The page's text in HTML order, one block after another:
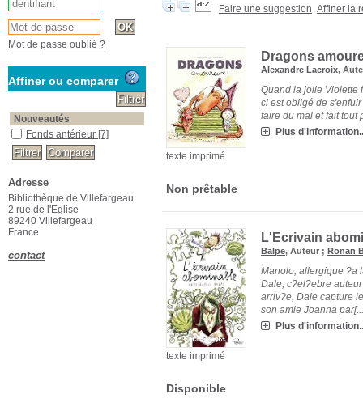
Faire une suggestion Affiner la
texte imprimé
Dragons
Alexandre Lacroix,
Quand la jolie Violette
ci est obligé de
faire du mal et fait tout
Plus
Non prêtable
texte imprimé
L'Ecrivain
Balpe, Auteur ;Ronan
Manolo, allergique ?a
Dale, c?el?ebre
arriv?e, Dale capture
son amie Joanna
Plus
Disponible
Mot de passe oublié ?
Affiner ou comparer
Nouveautés
Fonds antérieur [7]
Adresse
Bibliothèque de Villefargeau
2 rue de l'Eglise
89240 Villefargeau
France
contact